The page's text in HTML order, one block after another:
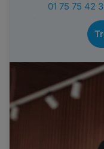
01 75 75 42